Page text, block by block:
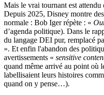
Mais le vrai tournant est
Depuis 2025, Disney montre
normale : Bob Iger répète : «
d’agenda politique). Dans le
du langage DEI pur, remplacé
». Et enfin l'abandon des
avertissements « sensitive
quand même arrivé au point où
labellisaient leurs histoires
quand on y pense…).